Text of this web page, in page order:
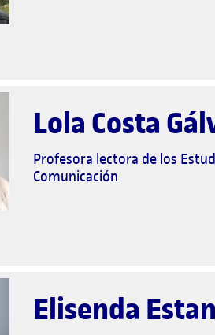
Lola Costa
Profesora lectora de los
Comunicación
Elisenda